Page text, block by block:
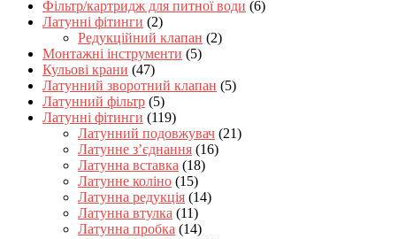
Фільтр/картридж для питної води (6)
Латунні фітинги (2)
Редукційний клапан (2)
Монтажні інструменти (5)
Кульові крани (47)
Латунний зворотний клапан (5)
Латунний фільтр (5)
Латунні фітинги (119)
Латунний подовжувач (21)
Латунне з’єднання (16)
Латунна вставка (18)
Латунне коліно (15)
Латунна редукція (14)
Латунна втулка (11)
Латунна пробка (14)